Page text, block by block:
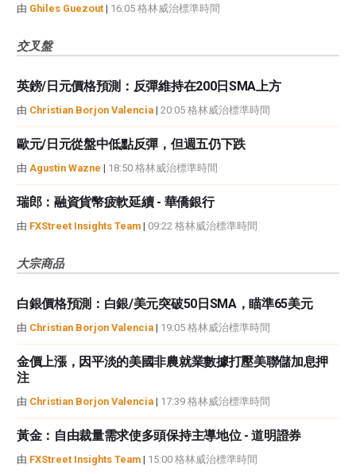
由 Ghiles Guezout | 16:05 格林威治標準時間
交叉盤
英鎊/日元價格預測：反彈維持在200日SMA上方
由 Christian Borjon Valencia | 20:05 格林威治標準時間
歐元/日元從盤中低點反彈，但週五仍下跌
由 Agustin Wazne | 18:50 格林威治標準時間
瑞郎：融資貨幣疲軟延續 - 華僑銀行
由 FXStreet Insights Team | 09:22 格林威治標準時間
大宗商品
白銀價格預測：白銀/美元突破50日SMA，瞄準65美元
由 Christian Borjon Valencia | 19:05 格林威治標準時間
金價上漲，因平淡的美國非農就業數據打壓美聯儲加息押
注
由 Christian Borjon Valencia | 17:39 格林威治標準時間
黃金：自由裁量需求使多頭保持主導地位 - 道明證券
由 FXStreet Insights Team | 15:00 格林威治標準時間